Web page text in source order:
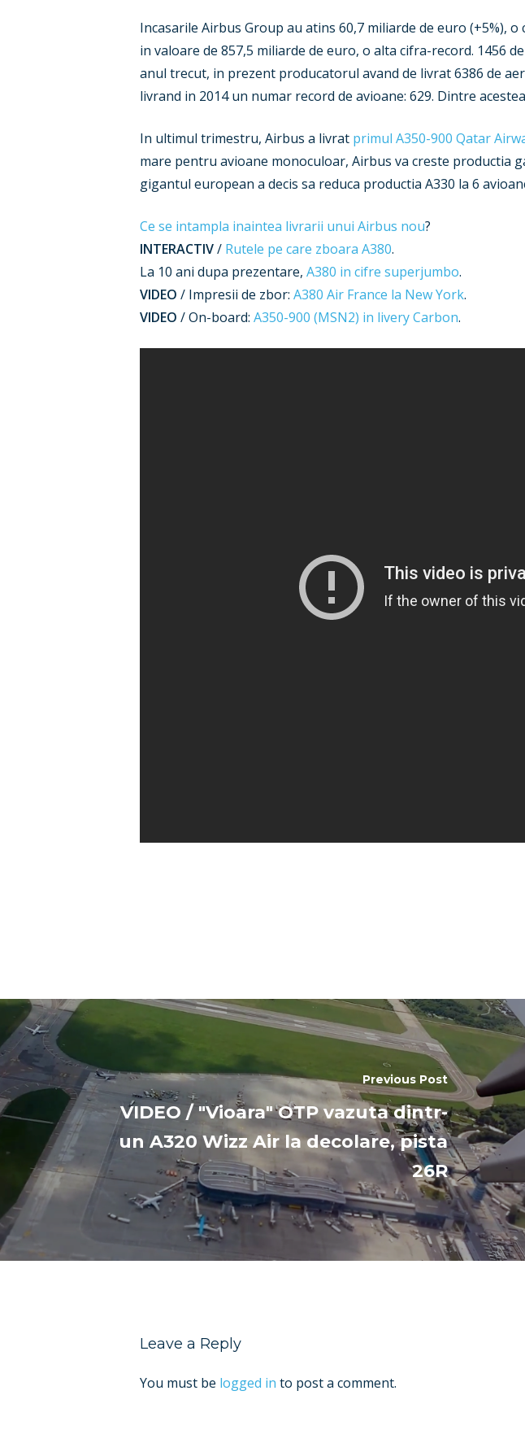
Incasarile Airbus Group au atins 60,7 miliarde de euro (+5%),
in valoare de 857,5 miliarde de euro, o alta cifra-record. 1456
anul trecut, in prezent producatorul avand de livrat 6386 de
livrand in 2014 un numar record de avioane: 629. Dintre
In ultimul trimestru, Airbus a livrat primul A350-900 Qatar
mare pentru avioane monoculoar, Airbus va creste productia
gigantul european a decis sa reduca productia A330 la 6
Ce se intampla inaintea livrarii unui Airbus nou?
INTERACTIV/ Rutele pe care zboara A380.
La 10 ani dupa prezentare, A380 in cifre superjumbo.
VIDEO / Impresii de zbor: A380 Air France la New York.
VIDEO / On-board: A350-900 (MSN2) in livery Carbon.
Previous Post
VIDEO / "Vioara" OTP vazuta dintr-
un A320 Wizz Air la decolare, pista
26R
Leave a Reply
You must be logged in to post a comment.